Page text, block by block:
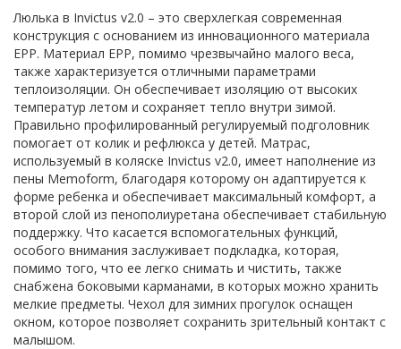
Люлька в Invictus v2.0 – это сверхлегкая современная
конструкция с основанием из инновационного материала
EPP. Материал EPP, помимо чрезвычайно малого веса,
также характеризуется отличными параметрами
теплоизоляции. Он обеспечивает изоляцию от высоких
температур летом и сохраняет тепло внутри зимой.
Правильно профилированный регулируемый подголовник
помогает от колик и рефлюкса у детей. Матрас,
используемый в коляске Invictus v2.0, имеет наполнение из
пены Memoform, благодаря которому он адаптируется к
форме ребенка и обеспечивает максимальный комфорт, а
второй слой из пенополиуретана обеспечивает стабильную
поддержку. Что касается вспомогательных функций,
особого внимания заслуживает подкладка, которая,
помимо того, что ее легко снимать и чистить, также
снабжена боковыми карманами, в которых можно хранить
мелкие предметы. Чехол для зимних прогулок оснащен
окном, которое позволяет сохранить зрительный контакт с
малышом.